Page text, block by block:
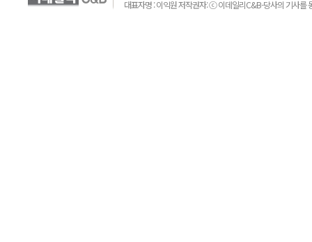
대표자명 : 이익원 저작권자: ⓒ 이데일리C&B-당사의 기사를